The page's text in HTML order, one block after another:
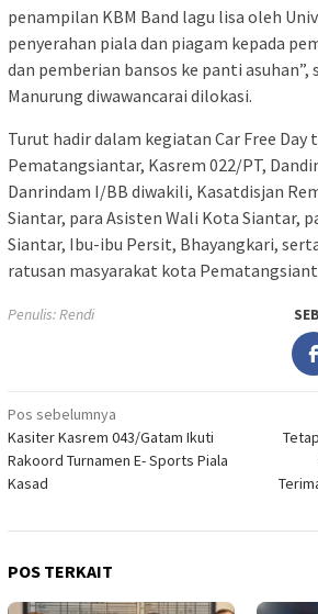
penampilan KBM Band lagu lisa oleh
penyerahan piala dan piagam kepada
dan pemberian bansos ke panti asuhan”,
Manurung diwawancarai dilokasi.
Turut hadir dalam kegiatan Car Free
Pematangsiantar, Kasrem 022/PT,
Danrindam I/BB diwakili, Kasatdisjan
Siantar, para Asisten Wali Kota Siantar,
Siantar, Ibu-ibu Persit, Bhayangkari,
ratusan masyarakat kota
Penulis: Rendi
Navigasi
pos
Pos sebelumnya
Kasiter Kasrem 043/Gatam Ikuti
Rakoord Turnamen E- Sports Piala
Kasad
POS TERKAIT